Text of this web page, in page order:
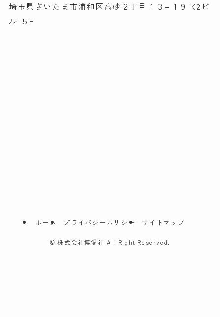
埼玉県さいたま市浦和区高砂２丁目１３−１９ K2ビ
ル ５F
ホーム プライバシーポリシー サイトマップ
© 株式会社博愛社 All Right Reserved.